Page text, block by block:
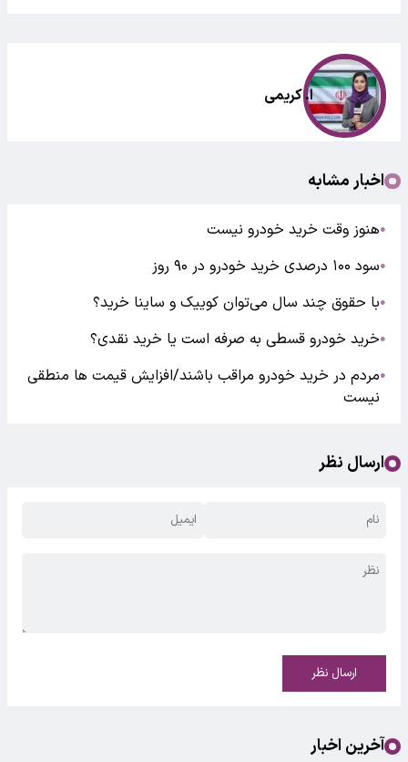
ا. کریمی
اخبار مشابه
●هنوز وقت خرید خودرو نیست
●سود ۱۰۰ درصدی خرید خودرو در ۹۰ روز
●با حقوق چند سال می‌توان کوییک و ساینا خرید؟
●خرید خودرو قسطی به صرفه است یا خرید نقدی؟
●مردم در خرید خودرو مراقب باشند/افزایش قیمت ها منطقی
نیست
ارسال نظر
ارسال نظر
آخرین اخبار